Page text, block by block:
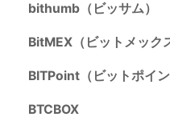
bithumb（ビッサム）
BitMEX（ビットメック
BITPoint（ビットポイン
BTCBOX